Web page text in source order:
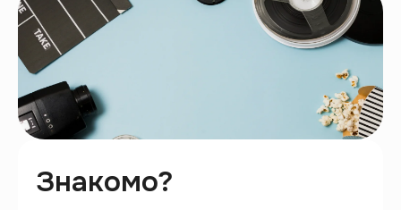
Знакомо?
Язык кино — это
система приёмов,
которую можно
научиться видеть.